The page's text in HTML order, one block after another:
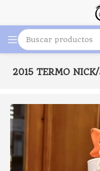
D-2015 TERMO